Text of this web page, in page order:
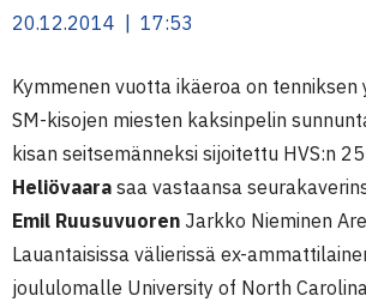
20.12.2014 | 17:53
Kymmenen vuotta ikäeroa on
SM-kisojen miesten kaksinpelin
kisan seitsemänneksi sijoitettu HVS:n
Heliövaara saa vastaansa
Emil Ruusuvuoren Jarkko Nieminen
Lauantaisissa välierissä ex-
joululomalle University of North